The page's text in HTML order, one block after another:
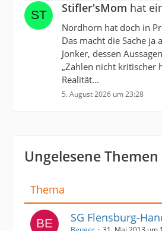
Stifler'sMom hat
Nordhorn hat doch in
Das macht die Sache
Jonker, dessen
„Zahlen nicht kritischer
Realität…
5. August 2026 um 23:28
Ungelesene Themen
Thema
SG Flensburg-